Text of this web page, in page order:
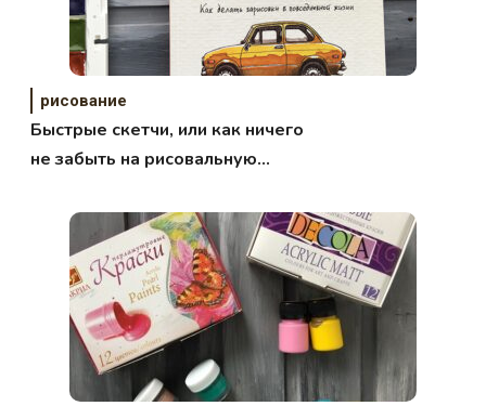
рисование
Быстрые скетчи, или как ничего
не забыть на рисовальную